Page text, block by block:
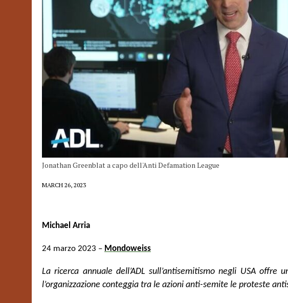
Jonathan Greenblat a capo dell'Anti Defamation League
MARCH 26, 2023
Michael Arria
24 marzo 2023 – Mondoweiss
La ricerca annuale dell’ADL sull’antisemitismo negli USA offre
l’organizzazione conteggia tra le azioni anti-semite le proteste